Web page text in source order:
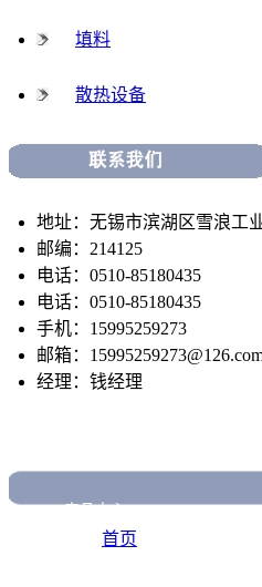
填料
散热设备
地址：无锡市滨湖区雪浪工
邮编：214125
电话：0510-85180435
电话：0510-85180435
手机：15995259273
邮箱：
经理：钱经理
产品中心
首页